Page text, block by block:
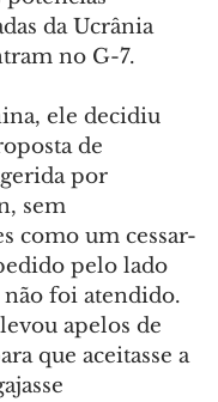
da Ucrânia
no G-7.
ele decidiu
de
por
sem
como um cessar-
pelo lado
foi atendido.
apelos de
que aceitasse a